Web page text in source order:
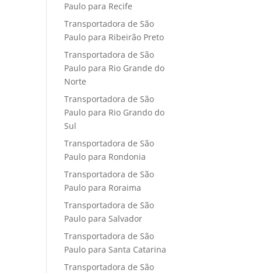
Paulo para Recife
Transportadora de São
Paulo para Ribeirão Preto
Transportadora de São
Paulo para Rio Grande do
Norte
Transportadora de São
Paulo para Rio Grando do
Sul
Transportadora de São
Paulo para Rondonia
Transportadora de São
Paulo para Roraima
Transportadora de São
Paulo para Salvador
Transportadora de São
Paulo para Santa Catarina
Transportadora de São